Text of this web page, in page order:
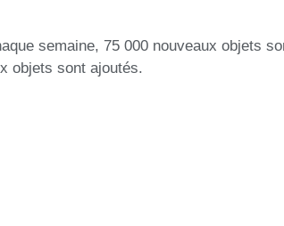
semaine, 75 000 nouveaux objets
objets sont ajoutés.